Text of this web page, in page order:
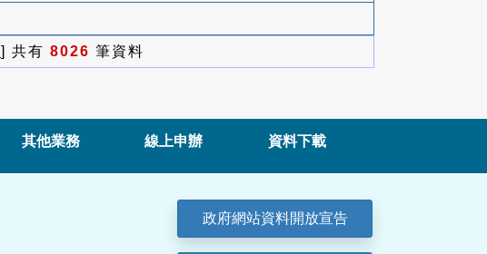
] 共有 8026 筆資料
其他業務 線上申辦 資料下載
政府網站資料開放宣告